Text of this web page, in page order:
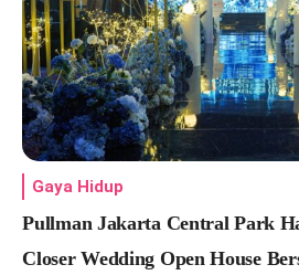
Gaya Hidup
Pullman Jakarta Central Park
Closer Wedding Open House